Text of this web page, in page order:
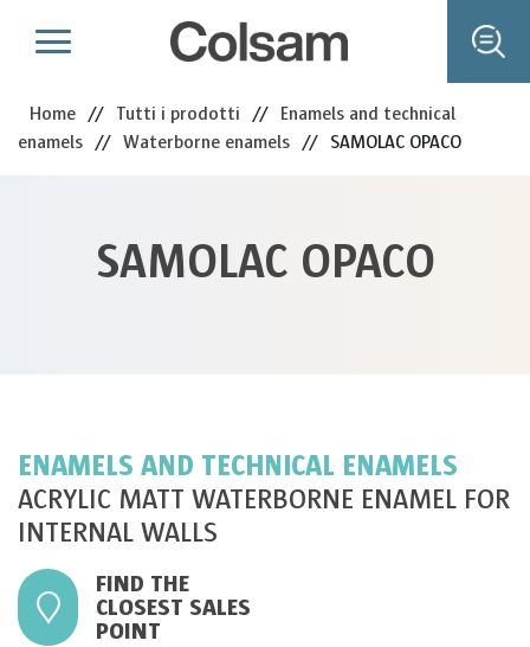
Home // Tutti i prodotti // Enamels and technical
enamels // Waterborne enamels // SAMOLAC OPACO
SAMOLAC OPACO
ENAMELS AND TECHNICAL ENAMELS
ACRYLIC MATT WATERBORNE ENAMEL FOR
INTERNAL WALLS
FIND THE
CLOSEST SALES
POINT